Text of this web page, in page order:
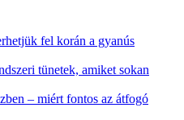
fel korán a gyanús
tünetek, amiket sokan
– miért fontos az átfogó